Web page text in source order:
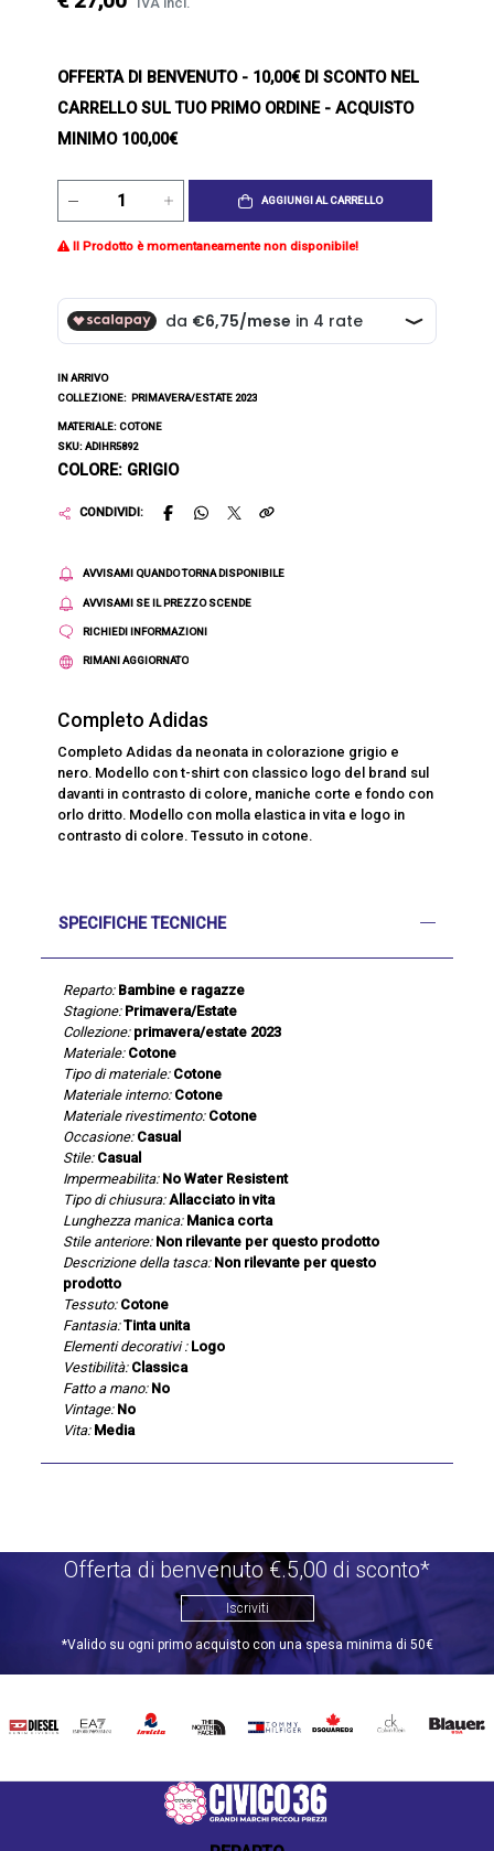
OFFERTA DI BENVENUTO- 10,00€ DI SCONTO NEL
CARRELLO SUL TUO PRIMO ORDINE - ACQUISTO
MINIMO 100,00€
AGGIUNGI AL CARRELLO
Il Prodotto è momentaneamente non disponibile!
IN ARRIVO
COLLEZIONE: PRIMAVERA/ESTATE 2023
MATERIALE: COTONE
SKU: ADIHR5892
COLORE: GRIGIO
CONDIVIDI:
AVVISAMI QUANDO TORNA DISPONIBILE
AVVISAMI SE IL PREZZO SCENDE
RICHIEDI INFORMAZIONI
RIMANI AGGIORNATO
Completo Adidas
Completo Adidas da neonata in colorazione grigio e
nero. Modello con t-shirt con classico logo del brand sul
davanti in contrasto di colore, maniche corte e fondo con
orlo dritto. Modello con molla elastica in vita e logo in
contrasto di colore. Tessuto in cotone.
SPECIFICHE TECNICHE
Reparto: Bambine e ragazze
Stagione: Primavera/Estate
Collezione: primavera/estate 2023
Materiale: Cotone
Tipo di materiale: Cotone
Materiale interno: Cotone
Materiale rivestimento: Cotone
Occasione: Casual
Stile: Casual
Impermeabilita: No Water Resistent
Tipo di chiusura: Allacciato in vita
Lunghezza manica: Manica corta
Stile anteriore: Non rilevante per questo prodotto
Descrizione della tasca: Non rilevante per questo
prodotto
Tessuto: Cotone
Fantasia: Tinta unita
Elementi decorativi : Logo
Vestibilità: Classica
Fatto a mano: No
Vintage: No
Vita: Media
Offerta di benvenuto €.5,00 di sconto*
Iscriviti
*Valido su ogni primo acquisto con una spesa minima di 50€
DIESEL EA7 INVICTATHE
TOMMY
DSQUARED2
CALVIN BLAUER